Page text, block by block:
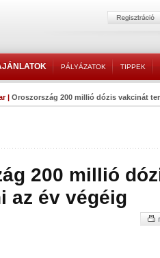
PÁLYÁZATOK TIPPEK
| Oroszország 200 millió dózis vakcinát
200 millió
az év végéig